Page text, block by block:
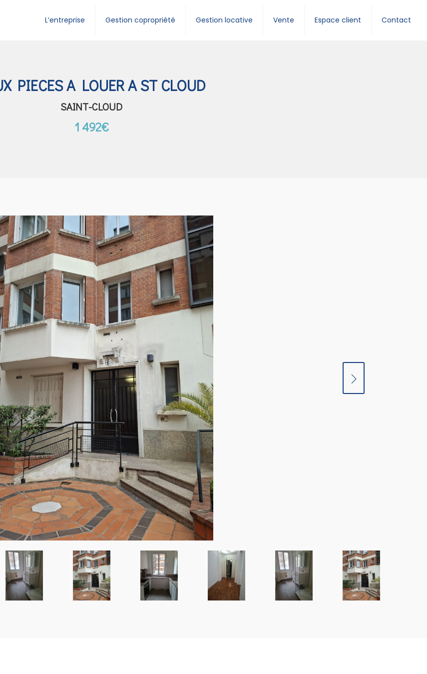
L’entreprise Gestion copropriété Gestion locative Vente Espace client Contact
PIECES A LOUER A ST CLOUD
SAINT-CLOUD
1 492€